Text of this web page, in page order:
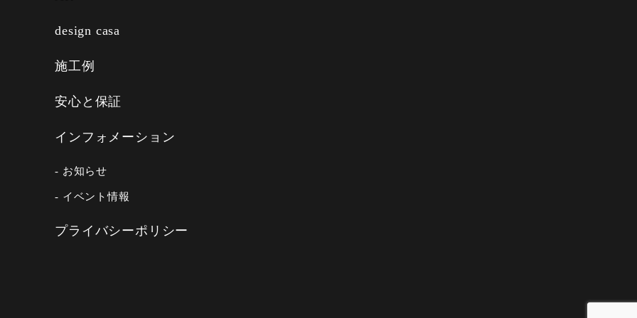
design casa
施工例
安心と保証
インフォメーション
- お知らせ
- イベント情報
プライバシーポリシー